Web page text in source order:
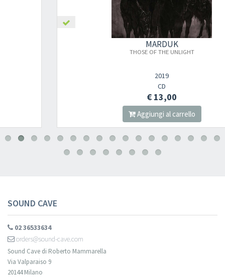
THOSE OF THE UNLIGHT
Aggiungi al carrello
SOUND CAVE
02 36533634
orders@sound-cave.com
Sound Cave di Roberto Mammarella
Via Valparaiso 9
20144 Milano